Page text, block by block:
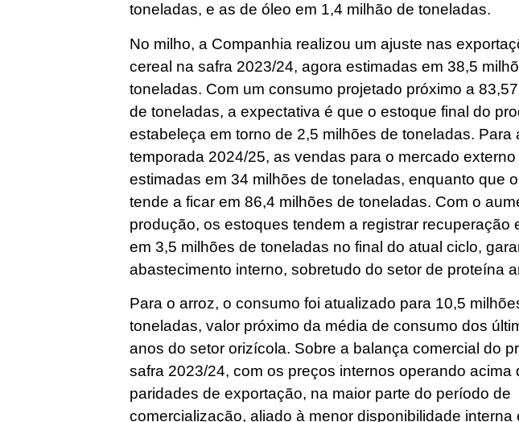
toneladas, e as de óleo em 1,4 milhão de toneladas.
No milho, a Companhia realizou um ajuste nas
cereal na safra 2023/24, agora estimadas em 38,5
toneladas. Com um consumo projetado próximo a
de toneladas, a expectativa é que o estoque final do
estabeleça em torno de 2,5 milhões de toneladas. Para
temporada 2024/25, as vendas para o mercado externo
estimadas em 34 milhões de toneladas, enquanto que
tende a ficar em 86,4 milhões de toneladas. Com o
produção, os estoques tendem a registrar recuperação
em 3,5 milhões de toneladas no final do atual ciclo,
abastecimento interno, sobretudo do setor de proteína
Para o arroz, o consumo foi atualizado para 10,5
toneladas, valor próximo da média de consumo dos
anos do setor orizícola. Sobre a balança comercial do
safra 2023/24, com os preços internos operando acima
paridades de exportação, na maior parte do período de
comercialização, aliado à menor disponibilidade interna